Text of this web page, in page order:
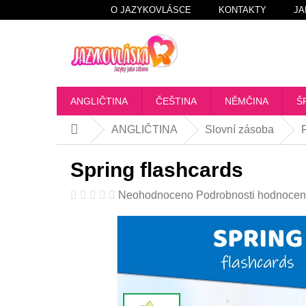
na
O JAZYKOVLÁSCE KONTAKTY
ANGLIČTINA ČEŠTINA NĚMČINA
DomůANGLIČTINA Slovní zásoba
Spring flashcards
Průměrné
produktu
Neohodnoceno Podrobnosti